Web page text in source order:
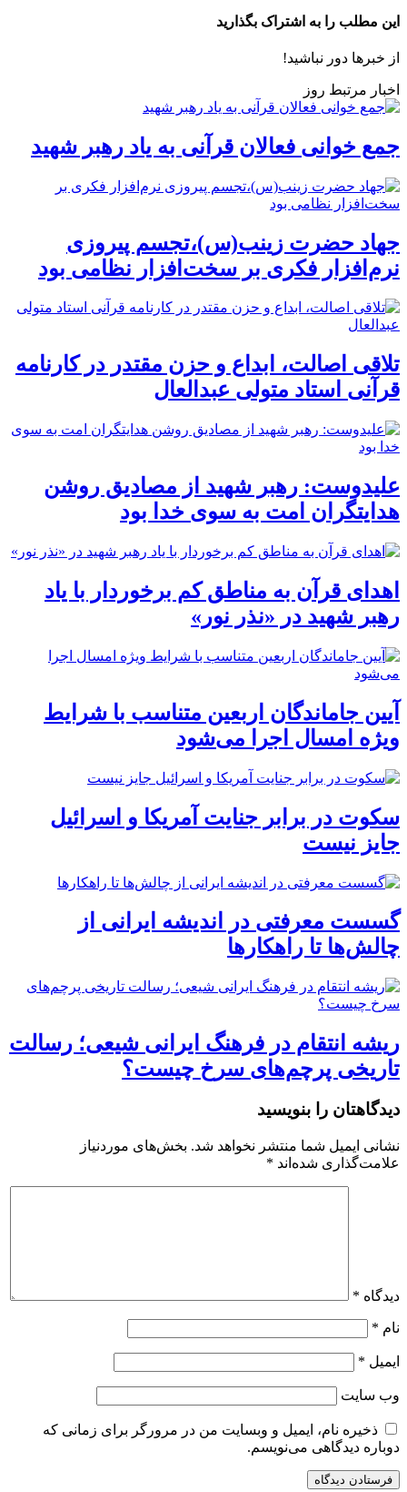
این مطلب را به اشتراک بگذارید
از خبرها دور نباشید!
اخبار مرتبط روز
جمع خوانی فعالان قرآنی به یاد رهبر شهید
جهاد حضرت زینب(س)،تجسم پیروزی
نرم‌افزار فکری بر سخت‌افزار نظامی بود
تلاقی اصالت، ابداع و حزن مقتدر در کارنامه
قرآنی استاد متولی عبدالعال
علیدوست: رهبر شهید از مصادیق روشن
هدایتگران امت به سوی خدا بود
اهدای قرآن به مناطق کم برخوردار با یاد
رهبر شهید در «نذر نور»
آیین جاماندگان اربعین متناسب با شرایط
ویژه امسال اجرا می‌شود
سکوت در برابر جنایت آمریکا و اسرائیل
جایز نیست
گسست معرفتی در اندیشه ایرانی از
چالش‌ها تا راهکارها
ریشه انتقام در فرهنگ ایرانی شیعی؛ رسالت
تاریخی پرچم‌های سرخ چیست؟
دیدگاهتان را بنویسید
نشانی ایمیل شما منتشر نخواهد شد. بخش‌های موردنیاز
علامت‌گذاری شده‌اند *
دیدگاه *
نام *
ایمیل *
وب‌ سایت
ذخیره نام، ایمیل و وبسایت من در مرورگر برای زمانی که
دوباره دیدگاهی می‌نویسم.